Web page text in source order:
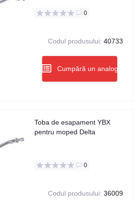
0
Codul produsului: 40733
Cumpără un analog
Toba de esapament YBX
pentru moped Delta
0
Codul produsului: 36009